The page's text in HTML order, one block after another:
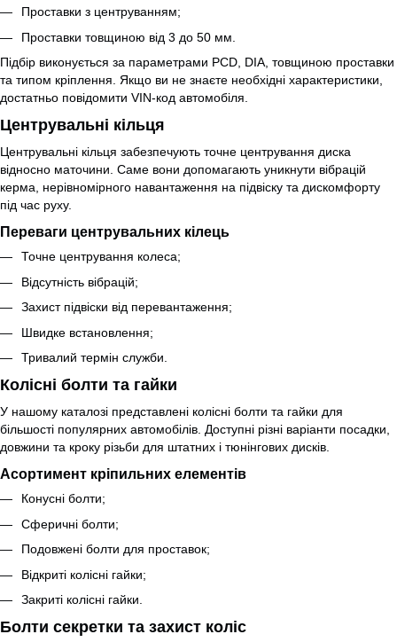
Проставки з центруванням;
Проставки товщиною від 3 до 50 мм.
Підбір виконується за параметрами PCD, DIA, товщиною проставки
та типом кріплення. Якщо ви не знаєте необхідні характеристики,
достатньо повідомити VIN-код автомобіля.
Центрувальні кільця
Центрувальні кільця забезпечують точне центрування диска
відносно маточини. Саме вони допомагають уникнути вібрацій
керма, нерівномірного навантаження на підвіску та дискомфорту
під час руху.
Переваги центрувальних кілець
Точне центрування колеса;
Відсутність вібрацій;
Захист підвіски від перевантаження;
Швидке встановлення;
Тривалий термін служби.
Колісні болти та гайки
У нашому каталозі представлені колісні болти та гайки для
більшості популярних автомобілів. Доступні різні варіанти посадки,
довжини та кроку різьби для штатних і тюнінгових дисків.
Асортимент кріпильних елементів
Конусні болти;
Сферичні болти;
Подовжені болти для проставок;
Відкриті колісні гайки;
Закриті колісні гайки.
Болти секретки та захист коліс